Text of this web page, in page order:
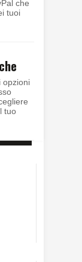
che
tuoi
opzioni
tuo